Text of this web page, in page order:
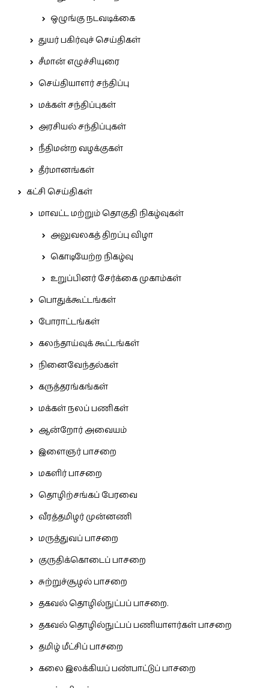
ஒழுங்கு நடவடிக்கை
துயர் பகிர்வுச் செய்திகள்
சீமான் எழுச்சியுரை
செய்தியாளர் சந்திப்பு
மக்கள் சந்திப்புகள்
அரசியல் சந்திப்புகள்
நீதிமன்ற வழக்குகள்
தீர்மானங்கள்
கட்சி செய்திகள்
மாவட்ட மற்றும் தொகுதி நிகழ்வுகள்
அலுவலகத் திறப்பு விழா
கொடியேற்ற நிகழ்வு
உறுப்பினர் சேர்க்கை முகாம்கள்
பொதுக்கூட்டங்கள்
போராட்டங்கள்
கலந்தாய்வுக் கூட்டங்கள்
நினைவேந்தல்கள்
கருத்தரங்கங்கள்
மக்கள் நலப் பணிகள்
ஆன்றோர் அவையம்
இளைஞர் பாசறை
மகளிர் பாசறை
தொழிற்சங்கப் பேரவை
வீரத்தமிழர் முன்னணி
மருத்துவப் பாசறை
குருதிக்கொடைப் பாசறை
சுற்றுச்சூழல் பாசறை
தகவல் தொழில்நுட்பப் பாசறை.
தகவல் தொழில்நுட்பப் பணியாளர்கள் பாசறை
தமிழ் மீட்சிப் பாசறை
கலை இலக்கியப் பண்பாட்டுப் பாசறை